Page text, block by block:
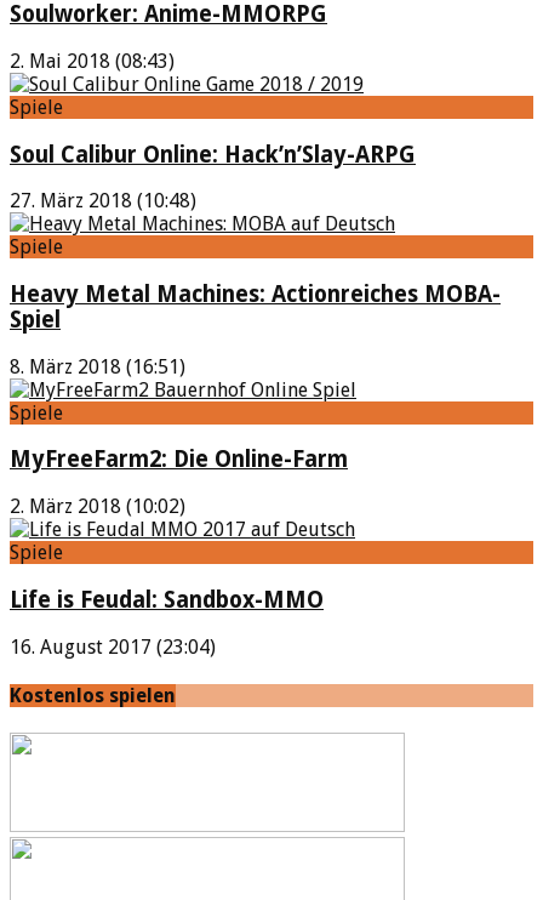
Soulworker: Anime-MMORPG
2. Mai 2018 (08:43)
Spiele
Soul Calibur Online: Hack’n’Slay-ARPG
27. März 2018 (10:48)
Spiele
Heavy Metal Machines: Actionreiches MOBA-
Spiel
8. März 2018 (16:51)
Spiele
MyFreeFarm2: Die Online-Farm
2. März 2018 (10:02)
Spiele
Life is Feudal: Sandbox-MMO
16. August 2017 (23:04)
Kostenlos spielen